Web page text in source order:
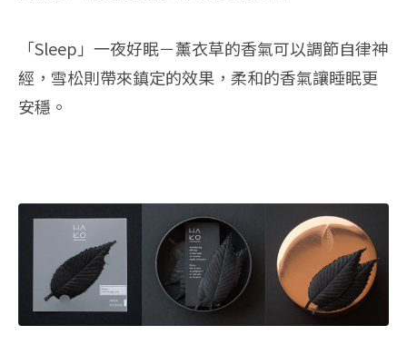
「Sleep」一夜好眠－薰衣草的香氣可以調節自律神
經，雪松則帶來鎮定的效果，柔和的香氣讓睡眠更
安穩。